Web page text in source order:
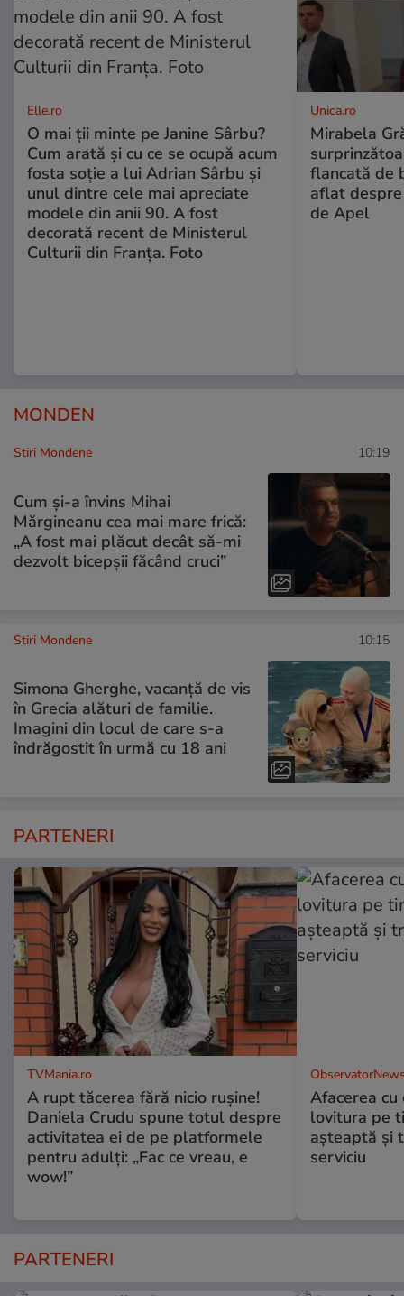
Elle.ro
O mai ții minte pe Janine Sârbu?
Cum arată și cu ce se ocupă acum
fosta soție a lui Adrian Sârbu și
unul dintre cele mai apreciate
modele din anii 90. A fost
decorată recent de Ministerul
Culturii din Franța. Foto
Unica.ro
Mirabela
flancată de
aflat
de Apel
MONDEN
Stiri Mondene 10:19
Cum și-a învins Mihai
Mărgineanu cea mai mare frică:
„A fost mai plăcut decât să-mi
dezvolt bicepșii făcând cruci”
Stiri Mondene 10:15
Simona Gherghe, vacanță de vis
în Grecia alături de familie.
Imagini din locul de care s-a
îndrăgostit în urmă cu 18 ani
PARTENERI
TVMania.ro
A rupt tăcerea fără nicio rușine!
Daniela Crudu spune totul despre
activitatea ei de pe platformele
pentru adulți: „Fac ce vreau, e
wow!”
Afacerea
lovitura pe
aşteaptă şi
serviciu
PARTENERI